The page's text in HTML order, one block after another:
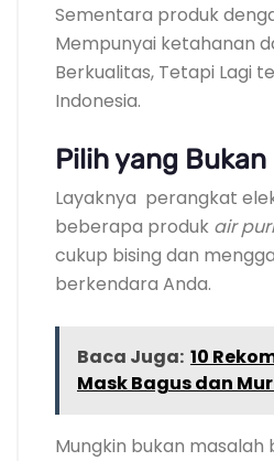
Sementara produk
Mempunyai ketahanan
Berkualitas, Tetapi Lagi
Indonesia.
Pilih yang
Layaknya perangkat
beberapa produk air
cukup bising dan
berkendara Anda.
Baca Juga: 10
Mask Bagus dan
Mungkin bukan masalah